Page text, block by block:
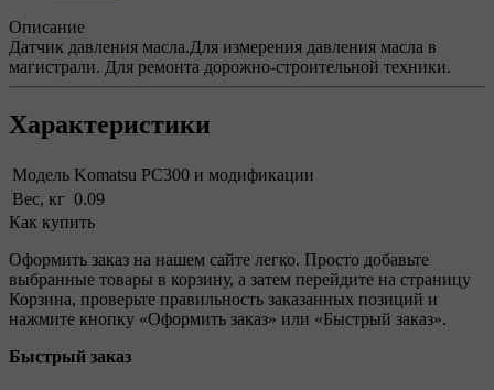
Описание
Датчик давления масла.Для измерения давления масла в
магистрали. Для ремонта дорожно-строительной техники.
Характеристики
Модель Komatsu PC300 и модификации
Вес, кг 0.09
Как купить
Оформить заказ на нашем сайте легко. Просто добавьте
выбранные товары в корзину, а затем перейдите на страницу
Корзина, проверьте правильность заказанных позиций и
нажмите кнопку «Оформить заказ» или «Быстрый заказ».
Быстрый заказ